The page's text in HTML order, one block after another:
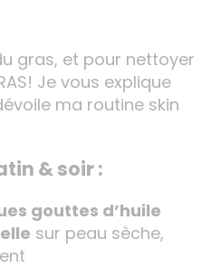
gras, et pour nettoyer
Je vous explique
ma routine skin
& soir :
gouttes d’huile
sur peau sèche,